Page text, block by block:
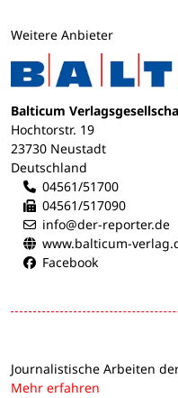
Weitere Anbieter
Balticum
Hochtorstr. 19
23730 Neustadt
Deutschland
04561/51700
04561/517090
info@der-reporter.de
www.balticum-
Facebook
Journalistische Arbeiten
Mehr erfahren